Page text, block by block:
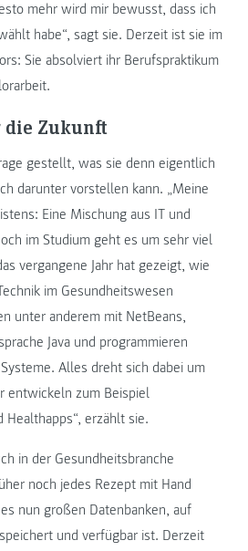
mehr wird mir bewusst, dass ich
habe“, sagt sie. Derzeit ist sie im
Sie absolviert ihr Berufspraktikum
Zukunft
gestellt, was sie denn eigentlich
darunter vorstellen kann. „Meine
Eine Mischung aus IT und
im Studium geht es um sehr viel
vergangene Jahr hat gezeigt, wie
im Gesundheitswesen
unter anderem mit NetBeans,
Java und programmieren
Alles dreht sich dabei um
entwickeln zum Beispiel
erzählt sie.
in der Gesundheitsbranche
noch jedes Rezept mit Hand
nun großen Datenbanken, auf
und verfügbar ist. Derzeit